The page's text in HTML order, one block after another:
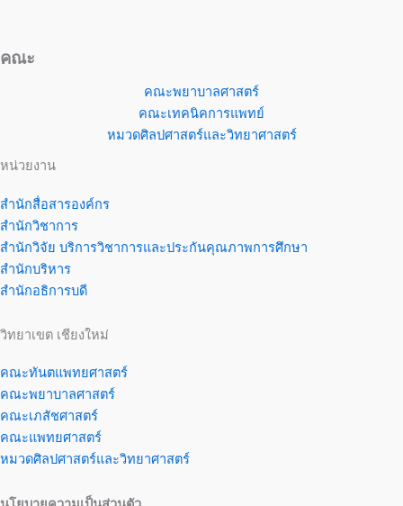
คณะ
คณะพยาบาลศาสตร์
คณะเทคนิคการแพทย์
หมวดศิลปศาสตร์และวิทยาศาสตร์
หน่วยงาน
สำนักสื่อสารองค์กร
สำนักวิชาการ
สำนักวิจัย บริการวิชาการและประกันคุณภาพการศึกษา
สำนักบริหาร
สำนักอธิการบดี
วิทยาเขต เชียงใหม่
คณะทันตแพทยศาสตร์
คณะพยาบาลศาสตร์
คณะเภสัชศาสตร์
คณะแพทยศาสตร์
หมวดศิลปศาสตร์และวิทยาศาสตร์